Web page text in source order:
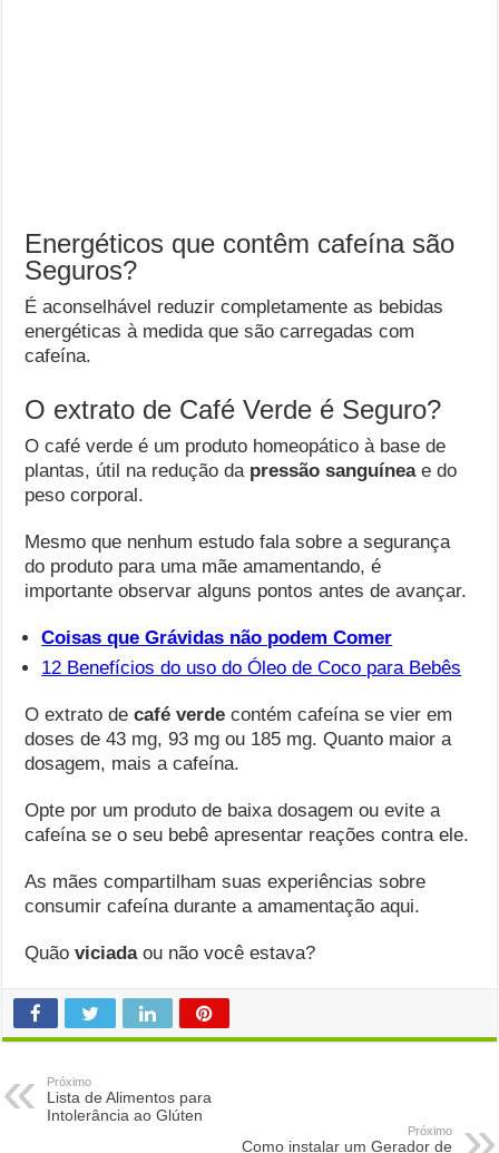
Energéticos que contêm cafeína são
Seguros?
É aconselhável reduzir completamente as bebidas
energéticas à medida que são carregadas com
cafeína.
O extrato de Café Verde é Seguro?
O café verde é um produto homeopático à base de
plantas, útil na redução da pressão sanguíneae do
peso corporal.
Mesmo que nenhum estudo fala sobre a segurança
do produto para uma mãe amamentando, é
importante observar alguns pontos antes de avançar.
Coisas que Grávidas não podem Comer
12 Benefícios do uso do Óleo de Coco para Bebês
O extrato decafé verde contém cafeína se vier em
doses de 43 mg, 93 mg ou 185 mg. Quanto maior a
dosagem, mais a cafeína.
Opte por um produto de baixa dosagem ou evite a
cafeína se o seu bebê apresentar reações contra ele.
As mães compartilham suas experiências sobre
consumir cafeína durante a amamentação aqui.
Quão viciadaou não você estava?
Próximo
Lista de Alimentos para
Intolerância ao Glúten
Próximo
Como instalar um Gerador de